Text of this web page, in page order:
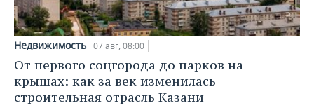
Недвижимость 07 авг, 08:00
От первого соцгорода до парков на
крышах: как за век изменилась
строительная отрасль Казани